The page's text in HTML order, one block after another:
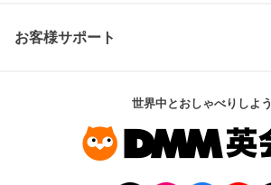
お客様サポート
世界中とおしゃべりしよう